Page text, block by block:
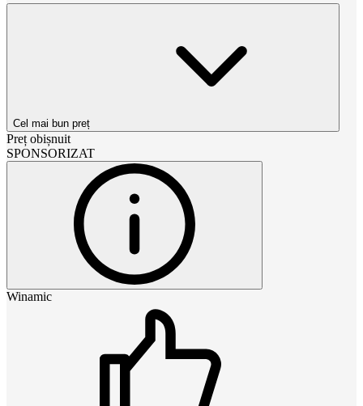
Cel mai bun preț
Preț obișnuit
SPONSORIZAT
Winamic